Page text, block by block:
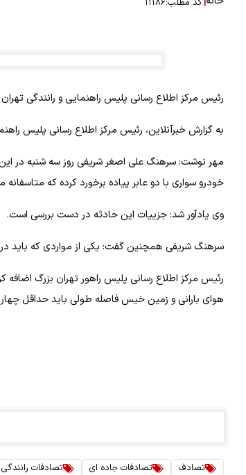
رئیس مرکز اطلاع رسانی پلیس راهنمایی و رانندگی
به گزارش خبرآنلاین، رئیس مرکز اطلاع رسانی پلیس
خودرو سواری با دو عابر پیاده برخورد کرده که
وی یادآور شد: جزییات این حادثه در دست بررسی است.
سرهنگ شریفی همچنین گفت: یکی از مواردی که باید
هوای بارانی و زمین خیس فاصله طولی باید حداقل
تصادف تصادفات جاده ای تصادفات رانندگی